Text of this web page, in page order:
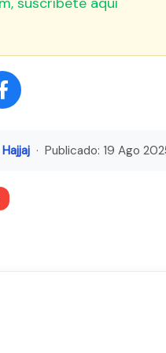
· Publicado: 19 Ago